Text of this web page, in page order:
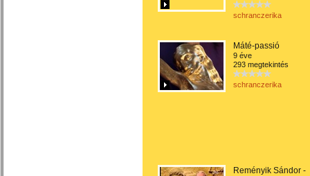
schranczerika
Máté-passió
9 éve
293 megtekintés
schranczerika
Reményik Sándor -